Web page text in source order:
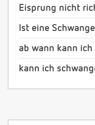
Eisprung nicht
Ist eine
ab wann kann ich
kann ich